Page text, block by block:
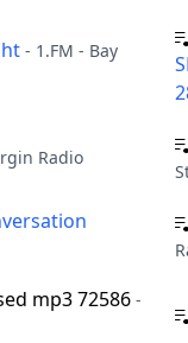
- 1.FM - Bay
Radio
mp3 72586 -